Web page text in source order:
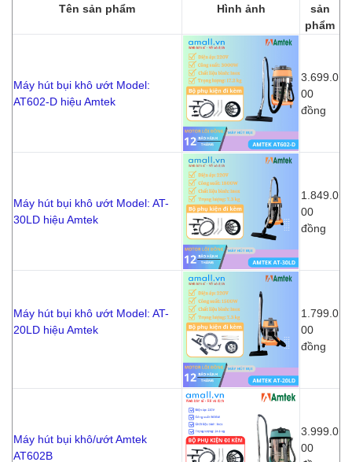
Tên sản phẩm Hình ảnh
sản
phẩm
Máy hút bụi khô ướt Model:
AT602-D hiệu Amtek
3.699.0
00
đồng
Máy hút bụi khô ướt Model: AT-
30LD hiệu Amtek
1.849.0
00
đồng
Máy hút bụi khô ướt Model: AT-
20LD hiệu Amtek
1.799.0
00
đồng
Máy hút bụi khô/ướt Amtek
AT602B
3.999.0
00